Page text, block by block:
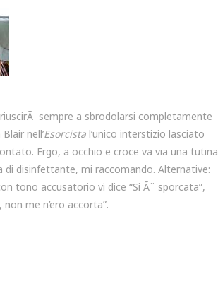
sempre a sbrodolarsi completamente
nell’Esorcista l’unico interstizio lasciato
Ergo, a occhio e croce va via una tutina
di disinfettante, mi raccomando. Alternative:
tono accusatorio vi dice “Si Ã¨ sporcata”,
me n’ero accorta”.